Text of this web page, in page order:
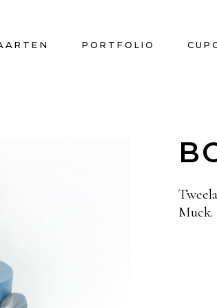
PORTFOLIO
Muck.